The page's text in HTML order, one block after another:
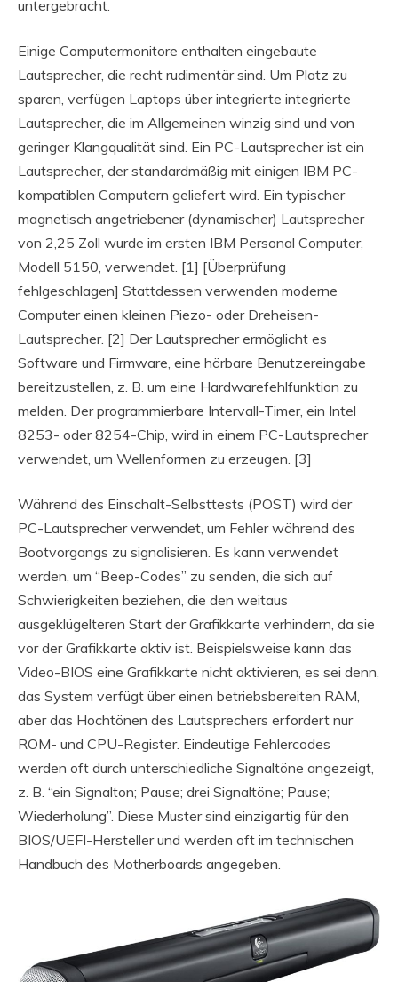
untergebracht.
Einige Computermonitore enthalten eingebaute
Lautsprecher, die recht rudimentär sind. Um Platz zu
sparen, verfügen Laptops über integrierte integrierte
Lautsprecher, die im Allgemeinen winzig sind und von
geringer Klangqualität sind. Ein PC-Lautsprecher ist ein
Lautsprecher, der standardmäßig mit einigen IBM PC-
kompatiblen Computern geliefert wird. Ein typischer
magnetisch angetriebener (dynamischer) Lautsprecher
von 2,25 Zoll wurde im ersten IBM Personal Computer,
Modell 5150, verwendet. [1] [Überprüfung
fehlgeschlagen] Stattdessen verwenden moderne
Computer einen kleinen Piezo- oder Dreheisen-
Lautsprecher. [2] Der Lautsprecher ermöglicht es
Software und Firmware, eine hörbare Benutzereingabe
bereitzustellen, z. B. um eine Hardwarefehlfunktion zu
melden. Der programmierbare Intervall-Timer, ein Intel
8253- oder 8254-Chip, wird in einem PC-Lautsprecher
verwendet, um Wellenformen zu erzeugen. [3]
Während des Einschalt-Selbsttests (POST) wird der
PC-Lautsprecher verwendet, um Fehler während des
Bootvorgangs zu signalisieren. Es kann verwendet
werden, um “Beep-Codes” zu senden, die sich auf
Schwierigkeiten beziehen, die den weitaus
ausgeklügelteren Start der Grafikkarte verhindern, da sie
vor der Grafikkarte aktiv ist. Beispielsweise kann das
Video-BIOS eine Grafikkarte nicht aktivieren, es sei denn,
das System verfügt über einen betriebsbereiten RAM,
aber das Hochtönen des Lautsprechers erfordert nur
ROM- und CPU-Register. Eindeutige Fehlercodes
werden oft durch unterschiedliche Signaltöne angezeigt,
z. B. “ein Signalton; Pause; drei Signaltöne; Pause;
Wiederholung”. Diese Muster sind einzigartig für den
BIOS/UEFI-Hersteller und werden oft im technischen
Handbuch des Motherboards angegeben.